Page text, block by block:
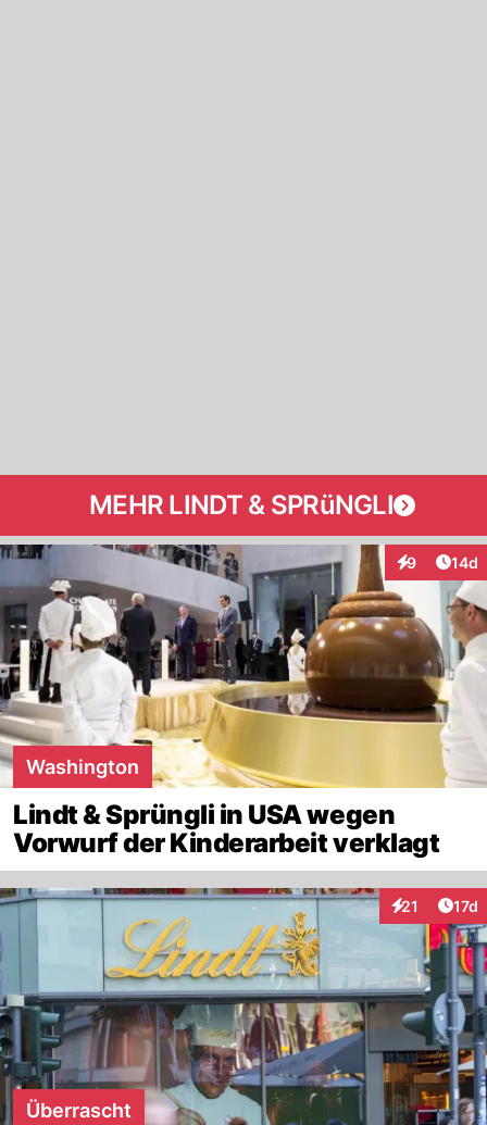
MEHR LINDT & SPRüNGLI
9
Interaktionen
14d
Washington
Lindt & Sprüngli in USA wegen
Vorwurf der Kinderarbeit verklagt
21
Interaktionen
17d
Überrascht